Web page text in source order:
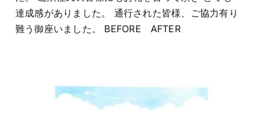
達成感がありました。 通行された皆様、ご協力有り
難う御座いました。 BEFORE AFTER